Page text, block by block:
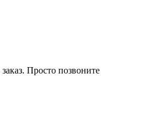
Просто позвоните